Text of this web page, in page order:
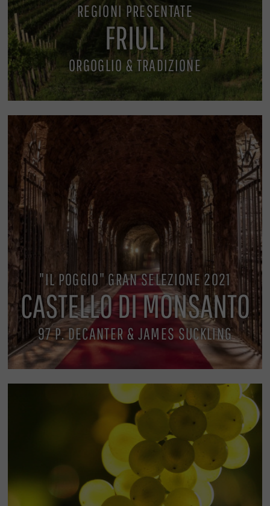
REGIONI PRESENTATE
FRIULI
ORGOGLIO & TRADIZIONE
"IL POGGIO" GRAN SELEZIONE 2021
CASTELLO DI MONSANTO
97 P. DECANTER & JAMES SUCKLING